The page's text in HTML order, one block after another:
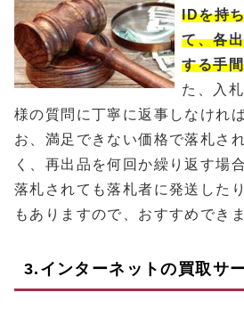
IDを持
て、各
する手
た、入
様の質問に丁寧に返事しなけれ
お、満足できない価格で落札さ
く、再出品を何回か繰り返す場
落札されても落札者に発送した
もありますので、おすすめでき
3.インターネットの買取サ